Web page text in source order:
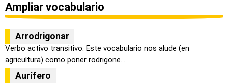
Ampliar vocabulario
Arrodrigonar
Verbo activo transitivo. Este vocabulario nos alude (en
agricultura) como poner rodrigone...
Aurífero